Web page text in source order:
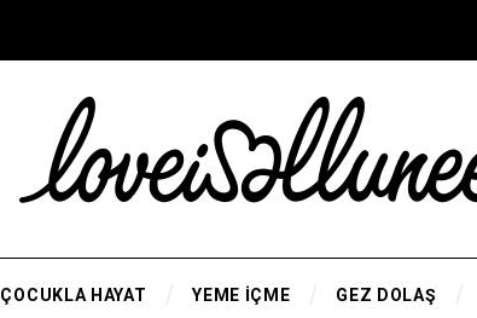
ÇOCUKLA HAYAT YEME İÇME GEZ DOLAŞ